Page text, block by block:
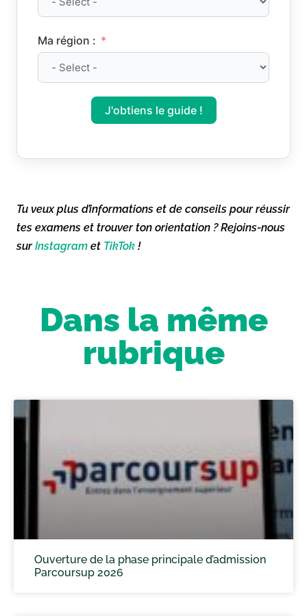
Ma région :
J'obtiens le guide !
Tu veux plus d’informations et de conseils pour réussir
tes examens et trouver ton orientation ? Rejoins-nous
surInstagram et TikTok !
Dans la même
rubrique
Ouverture de la phase principale d’admission
Parcoursup 2026